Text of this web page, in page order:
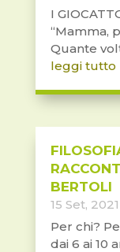
I
“Mamma,
Quante
leggi tutto
BERTOLI
15 Set, 2021
Per chi?
dai 6 ai 10